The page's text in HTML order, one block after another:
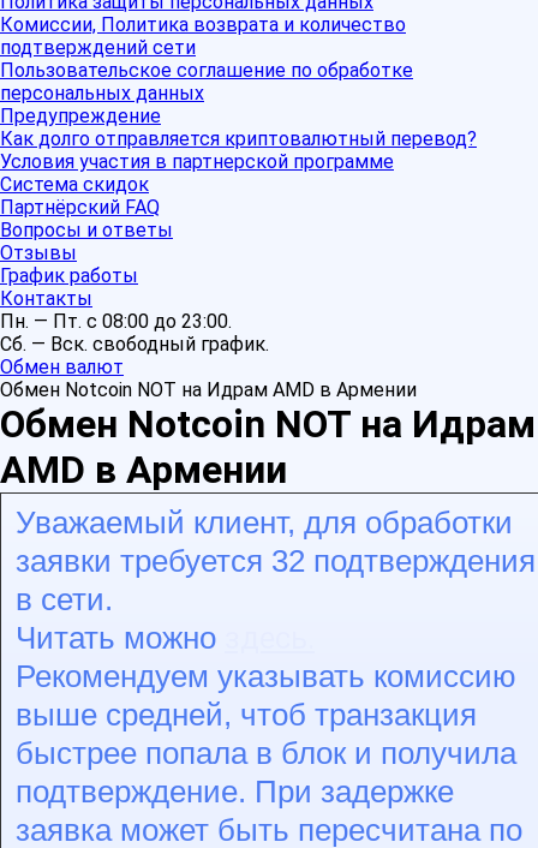
Комиссии, Политика возврата и количество
подтверждений сети
Пользовательское соглашение по обработке
персональных данных
Предупреждение
Как долго отправляется криптовалютный перевод?
Условия участия в партнерской программе
Система скидок
Партнёрский FAQ
Вопросы и ответы
Отзывы
График работы
Контакты
Пн. — Пт. с 08:00 до 23:00.
Сб. — Вск. свободный график.
Обмен валют
Обмен Notcoin NOT на Идрам AMD в Армении
Обмен Notcoin NOT на Идрам
AMD в Армении
Уважаемый клиент, для обработки
заявки требуется 32 подтверждения
в сети.
Читать можно
Рекомендуем указывать комиссию
выше средней, чтоб транзакция
быстрее попала в блок и получила
подтверждение. При задержке
заявка может быть пересчитана по